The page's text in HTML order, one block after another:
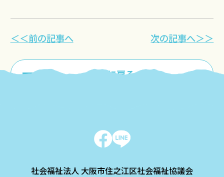
＜＜前の記事へ
一覧に戻る
次の記事へ＞＞
社会福祉法人 大阪市住之江区社会福祉協議会